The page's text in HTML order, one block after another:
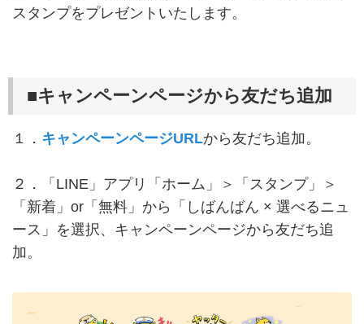
スタンプをプレゼントいたします。
■キャンペーンページから友だち追加
１． キャンペーンページURLから友だち追加。
２．「LINE」アプリ「ホーム」＞「スタンプ」＞
「新着」or「無料」から「しばんばん × 選べるニュ
ース」を選択、キャンペーンページから友だち追
加。